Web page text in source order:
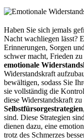
Haben Sie sich jemals
Nacht wachliegen lässt?
Erinnerungen, Sorgen
schwer macht, Frieden
emotionale
Widerstandskraft
bewältigen, sodass Sie
sie vollständig die
diese Widerstandskraft
Selbstfürsorgestrategien
sind. Diese Strategien
dienen dazu, eine
trotz des Schmerzes